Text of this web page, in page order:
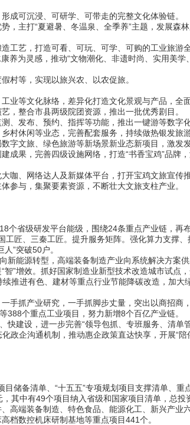
可沉浸、可研学、可带走的完整文化体验链。
主打“夏避暑、冬温泉、全季养”主题，发展森
艺，打造可看、可玩、可学、可购的工业旅游全
为灵感，推动“文物潮化、非遗时尚、实用美学
等，实现以旅兴农、以农促旅。
等文化脉络，差异化打造文化景观与产品，全面
整合市县两级院团资源，推出一批优秀剧目。
发布、预约、指挥等功能，推出一键游等数字化
休闲等业态，完善配套服务，持续做热银发旅游
文旅、绿色旅游等新场景新业态新项目，激发发
果，完善四级设施网络，打造“书香宝鸡”品牌
、网络达人及新媒体平台，打开宝鸡文旅宣传推
与，集聚要素资源，不断壮大文旅支柱产业。
省级研发平台能级，围绕24条重点产业链，再
匠、三秦工匠。提升服务矩阵。强化算力支撑
”突破50户。
能源转型，高端装备制造产业向系统解决方案
”增效。抓好国家制造业新型技术改造城市试点
推进有色、建材等重点行业节能降碳改造，加
抓产业研究，一手抓脚步丈量，突出以商招商
个重点工业项目，努力新增8个百亿产业链。
建设，进一步完善“领导包抓、专班服务、清单
政企沟通机制，推动惠企政策直达快享，开展“
储备清单、“十五五”专项规划项目支撑清单、重
其中有49个项目纳入省级和国家项目清单，总投
端装备制造、特色食品、能源化工、新兴产业
档数控机床研制基地等重点项目441个。